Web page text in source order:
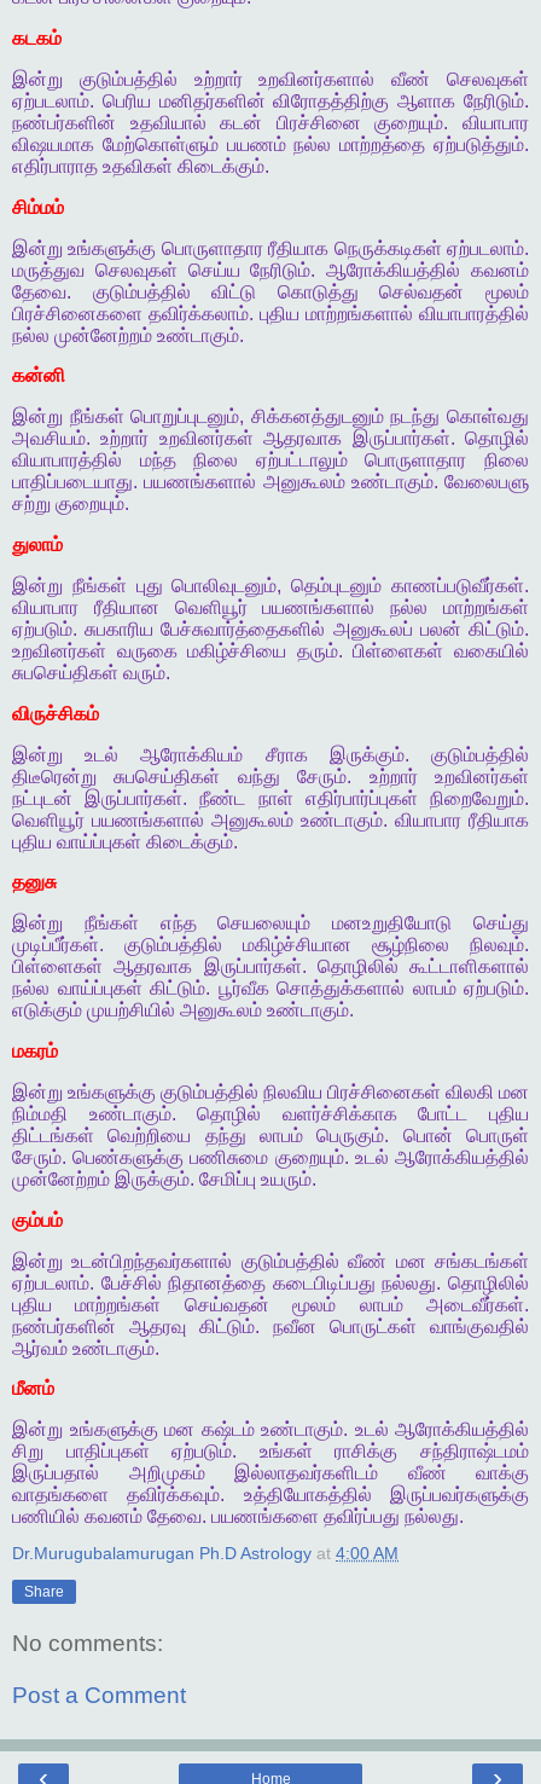
கடகம்
இன்று
குடும்பத்தில் உற்றார் உறவினர்களால் வீண்
செலவுகள்
ஏற்படலாம். பெரிய மனிதர்களின் விரோதத்திற்கு ஆளாக நேரிடும்.
நண்பர்களின்
உதவியால் கடன் பிரச்சினை குறையும்.வியாபார
விஷயமாக மேற்கொள்ளும் பயணம் நல்ல மாற்றத்தை ஏற்படுத்தும்.
எதிர்பாராத உதவிகள் கிடைக்கும்.
சிம்மம்
இன்று உங்களுக்கு பொருளாதார ரீதியாக நெருக்கடிகள் ஏற்படலாம்.
மருத்துவ செலவுகள் செய்ய நேரிடும்.ஆரோக்கியத்தில் கவனம்
தேவை. குடும்பத்தில் விட்டு கொடுத்து செல்வதன்
மூலம்
பிரச்சினைகளை தவிர்க்கலாம். புதிய மாற்றங்களால் வியாபாரத்தில்
நல்ல முன்னேற்றம் உண்டாகும்.
கன்னி
இன்று நீங்கள் பொறுப்புடனும், சிக்கனத்துடனும் நடந்து கொள்வது
அவசியம்.உற்றார் உறவினர்கள் ஆதரவாக இருப்பார்கள்.தொழில்
வியாபாரத்தில்
மந்த நிலை ஏற்பட்டாலும் பொருளாதார
நிலை
பாதிப்படையாது.பயணங்களால் அனுகூலம் உண்டாகும். வேலைபளு
சற்று குறையும்.
துலாம்
இன்று நீங்கள் புது பொலிவுடனும்,தெம்புடனும் காணப்படுவீர்கள்.
வியாபார
ரீதியான வெளியூர் பயணங்களால் நல்ல
மாற்றங்கள்
ஏற்படும்.சுபகாரிய பேச்சுவார்த்தைகளில் அனுகூலப் பலன் கிட்டும்.
உறவினர்கள் வருகை மகிழ்ச்சியை தரும்.பிள்ளைகள் வகையில்
சுபசெய்திகள் வரும்.
விருச்சிகம்
இன்று
உடல் ஆரோக்கியம் சீராக இருக்கும்.குடும்பத்தில்
திடீரென்று
சுபசெய்திகள் வந்து சேரும். உற்றார்
உறவினர்கள்
நட்புடன்
இருப்பார்கள்.நீண்ட நாள் எதிர்பார்ப்புகள் நிறைவேறும்.
வெளியூர் பயணங்களால் அனுகூலம் உண்டாகும். வியாபார ரீதியாக
புதிய வாய்ப்புகள் கிடைக்கும்.
தனுசு
இன்று
நீங்கள் எந்த செயலையும் மனஉறுதியோடு
செய்து
முடிப்பீர்கள். குடும்பத்தில் மகிழ்ச்சியான சூழ்நிலை நிலவும்.
பிள்ளைகள்
ஆதரவாக இருப்பார்கள். தொழிலில் கூட்டாளிகளால்
நல்ல வாய்ப்புகள் கிட்டும். பூர்வீக சொத்துக்களால் லாபம் ஏற்படும்.
எடுக்கும் முயற்சியில் அனுகூலம் உண்டாகும்.
மகரம்
இன்று உங்களுக்கு குடும்பத்தில் நிலவிய பிரச்சினைகள் விலகி மன
நிம்மதி
உண்டாகும்.தொழில் வளர்ச்சிக்காக போட்ட
புதிய
திட்டங்கள்
வெற்றியை தந்து லாபம் பெருகும். பொன்
பொருள்
சேரும்.பெண்களுக்கு பணிசுமை குறையும். உடல் ஆரோக்கியத்தில்
முன்னேற்றம் இருக்கும். சேமிப்பு உயரும்.
கும்பம்
இன்று உடன்பிறந்தவர்களால் குடும்பத்தில் வீண் மன சங்கடங்கள்
ஏற்படலாம். பேச்சில் நிதானத்தை கடைபிடிப்பது நல்லது.தொழிலில்
புதிய
மாற்றங்கள் செய்வதன் மூலம் லாபம் அடைவீர்கள்.
நண்பர்களின்
ஆதரவு கிட்டும். நவீன பொருட்கள்
வாங்குவதில்
ஆர்வம் உண்டாகும்.
மீனம்
இன்று உங்களுக்கு மன கஷ்டம் உண்டாகும். உடல் ஆரோக்கியத்தில்
சிறு
பாதிப்புகள் ஏற்படும். உங்கள் ராசிக்கு
சந்திராஷ்டமம்
இருப்பதால்
அறிமுகம் இல்லாதவர்களிடம் வீண்
வாக்கு
வாதங்களை
தவிர்க்கவும். உத்தியோகத்தில் இருப்பவர்களுக்கு
பணியில் கவனம் தேவை. பயணங்களை தவிர்ப்பது நல்லது.
Dr.Murugubalamurugan Ph.D Astrology at 4:00 AM
Share
No comments:
Post a Comment
‹ ›
Home